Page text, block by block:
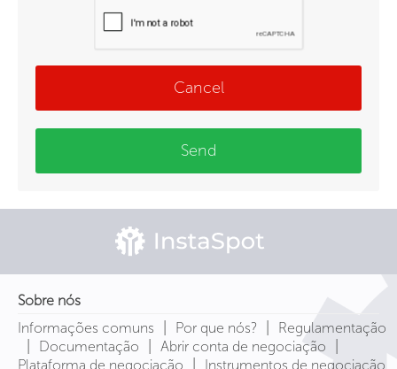
Cancel
Send
Sobre nós
Informações comuns
Por que nós? Regulamentação
Documentação Abrir conta de negociação
Plataforma de negociação Instrumentos de negociação